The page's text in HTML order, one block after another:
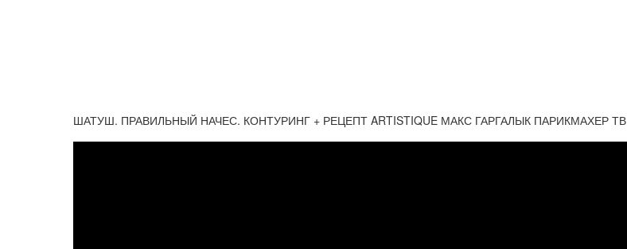
ШАТУШ. ПРАВИЛЬНЫЙ НАЧЕС. КОНТУРИНГ + РЕЦЕПТ ARTISTIQUE МАКС ГАРГАЛЫК ПАРИКМАХЕР ТВ